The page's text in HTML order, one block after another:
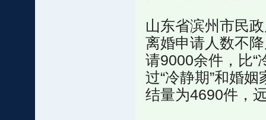
山东省滨州市民
离婚申请人数不
请9000余件，比“
过“冷静期”和婚
结量为4690件，